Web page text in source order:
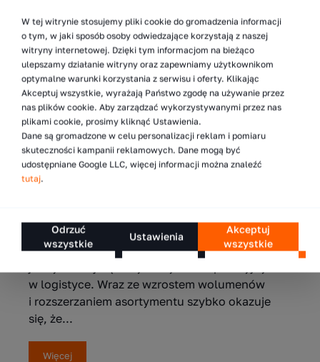
masywnych i pozornie stabilnych elementów
infrastruktury magazynowej. Z tego powodu
bywają też najbardziej niedoceniane pod
względem ryzyka. Projektuje...
Więcej
7.05.2026
składowanych palet w magazynie
Zwiększenie liczby palet w magazynie jest
w logistyce. Wraz ze wzrostem wolumenów
i rozszerzaniem asortymentu szybko okazuje
się, że...
Więcej
W tej witrynie stosujemy pliki cookie do gromadzenia informacji
o tym, w jaki sposób osoby odwiedzające korzystają z naszej
witryny internetowej. Dzięki tym informacjom na bieżąco
ulepszamy działanie witryny oraz zapewniamy użytkownikom
optymalne warunki korzystania z serwisu i oferty. Klikając
Akceptuj wszystkie, wyrażają Państwo zgodę na używanie przez
nas plików cookie. Aby zarządzać wykorzystywanymi przez nas
plikami cookie, prosimy kliknąć Ustawienia.
Dane są gromadzone w celu personalizacji reklam i pomiaru
skuteczności kampanii reklamowych. Dane mogą być
udostępniane Google LLC, więcej informacji można znaleźć
tutaj.
Odrzuć
wszystkie
Ustawienia
Akceptuj
wszystkie